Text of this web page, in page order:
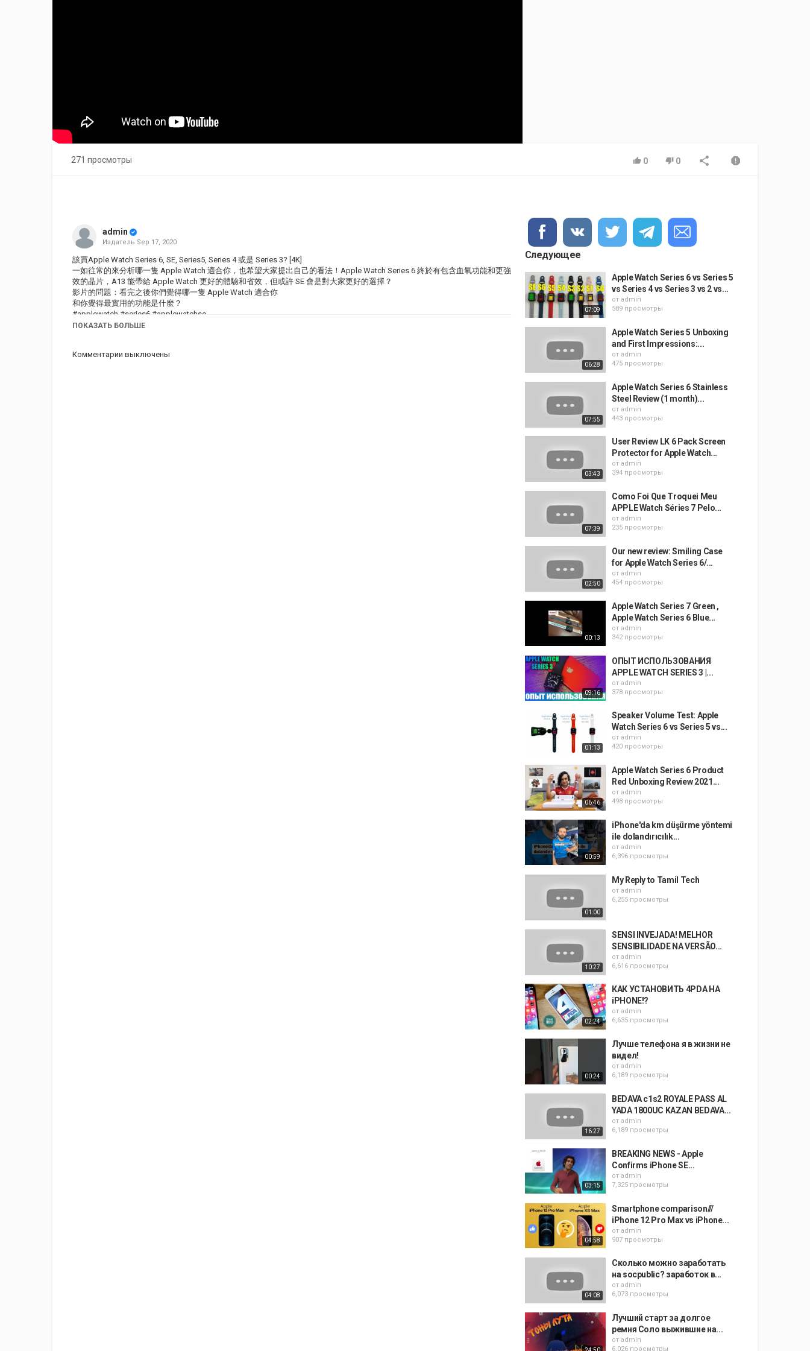
271 просмотры 0 0
admin
Издатель Sep 17, 2020
該買Apple Watch Series 6, SE, Series5, Series 4 或是 Series 3? [4K]
一如往常的來分析哪一隻 Apple Watch 適合你，也希望大家提出自己的看法！Apple Watch Series 6 終於有包含血氧功能和更強
效的晶片，A13 能帶給 Apple Watch 更好的體驗和省效，但或許 SE 會是對大家更好的選擇？
影片的問題：看完之後你們覺得哪一隻 Apple Watch 適合你
和你覺得最實用的功能是什麼？
#applewatch #series6 #applewatchse
https://www.youtube.com/channel/UCt757ZhOr3vrvSxKT96b6vA/join
ПОКАЗАТЬ БОЛЬШЕ
Комментарии выключены
Следующее
07:09
Apple Watch Series 6 vs Series 5
vs Series 4 vs Series 3 vs 2 vs...
от admin
589 просмотры
06:28
Apple Watch Series 5 Unboxing
and First Impressions:...
от admin
475 просмотры
07:55
Apple Watch Series 6 Stainless
Steel Review (1 month)...
от admin
443 просмотры
03:43
User Review LK 6 Pack Screen
Protector for Apple Watch...
от admin
394 просмотры
07:39
Como Foi Que Troquei Meu
APPLE Watch Séries 7 Pelo...
от admin
235 просмотры
02:50
Our new review: Smiling Case
for Apple Watch Series 6/...
от admin
454 просмотры
00:13
Apple Watch Series 7 Green ,
Apple Watch Series 6 Blue...
от admin
342 просмотры
09:16
ОПЫТ ИСПОЛЬЗОВАНИЯ
APPLE WATCH SERIES 3 |...
от admin
378 просмотры
01:13
Speaker Volume Test: Apple
Watch Series 6 vs Series 5 vs...
от admin
420 просмотры
06:46
Apple Watch Series 6 Product
Red Unboxing Review 2021...
от admin
498 просмотры
00:59
iPhone'da km düşürme yöntemi
ile dolandırıcılık...
от admin
6,396 просмотры
01:00
My Reply to Tamil Tech
от admin
6,255 просмотры
10:27
SENSI INVEJADA! MELHOR
SENSIBILIDADE NA VERSÃO...
от admin
6,616 просмотры
02:24
КАК УСТАНОВИТЬ 4PDA НА
iPHONE!?
от admin
6,635 просмотры
00:24
Лучше телефона я в жизни не
видел!
от admin
6,189 просмотры
16:27
BEDAVA c1s2 ROYALE PASS AL
YADA 1800UC KAZAN BEDAVA...
от admin
6,189 просмотры
03:15
BREAKING NEWS - Apple
Confirms iPhone SE...
от admin
7,325 просмотры
04:58
Smartphone comparison///
iPhone 12 Pro Max vs iPhone...
от admin
907 просмотры
04:08
Сколько можно заработать
на socpublic? заработок в...
от admin
6,073 просмотры
Лучший старт за долгое
ремня Соло выжившие на...
от admin
6,026 просмотры